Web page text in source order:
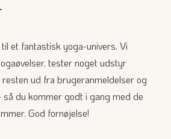
et fantastisk yoga-univers. Vi
tester noget udstyr
ud fra brugeranmeldelser og
du kommer godt i gang med de
God fornøjelse!